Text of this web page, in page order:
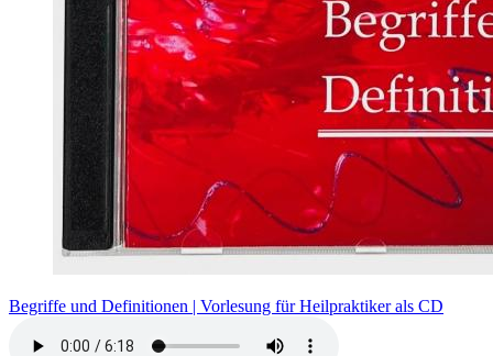
Begriffe und Definitionen | Vorlesung für Heilpraktiker als CD